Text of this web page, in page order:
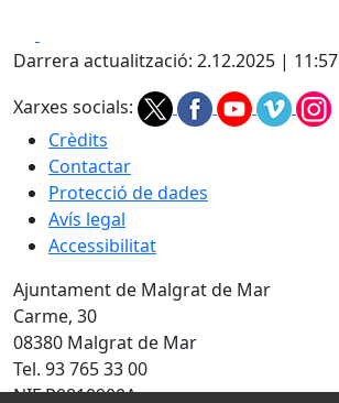
Darrera actualització: 2.12.2025 | 11:57
Xarxes socials:
Crèdits
Contactar
Protecció de dades
Avís legal
Accessibilitat
Ajuntament de Malgrat de Mar
Carme, 30
08380 Malgrat de Mar
Tel. 93 765 33 00
NIF P0810900A